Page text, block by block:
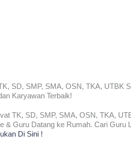
SD, SMP, SMA, OSN, TKA, UTBK
Karyawan Terbaik!​
TK, SD, SMP, SMA, OSN, TKA,
& Guru Datang ke Rumah. Cari Guru
Di Sini !